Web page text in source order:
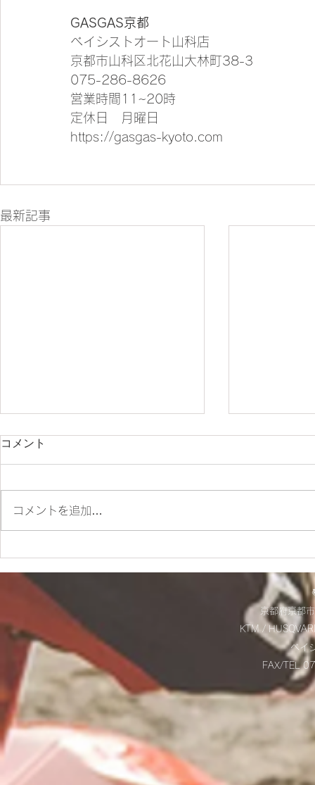
GASGAS京都
ベイシストオート山科店
京都市山科区北花山大林町38-3
075-286-8626
営業時間11~20時
定休日　月曜日
https://gasgas-kyoto.com
最新記事
ES700ラリー仕様とES700の
違いをご紹介‼
＊明日から
＊
コメント
コメントを追加…
京都府京都
KTM /
ベイ
FAX/TEL